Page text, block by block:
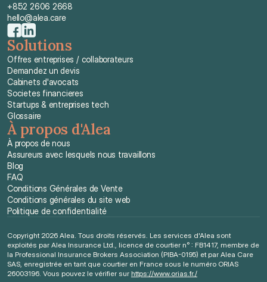
+852 2606 2668
hello@alea.care
Solutions
Offres entreprises / collaborateurs
Demandez un devis
Cabinets d'avocats
Societes financieres
Startups & entreprises tech
Glossaire
À propos d'Alea
À propos de nous
Assureurs avec lesquels nous travaillons
Blog
FAQ
Conditions Générales de Vente
Conditions générales du site web
Politique de confidentialité
Copyright 2026 Alea. Tous droits réservés. Les services d'Alea sont
exploités par Alea Insurance Ltd., licence de courtier n° : FB1417, membre de
la Professional Insurance Brokers Association (PIBA-0195) et par Alea Care
SAS, enregistrée en tant que courtier en France sous le numéro ORIAS
26003196. Vous pouvez le vérifier sur https://www.orias.fr./